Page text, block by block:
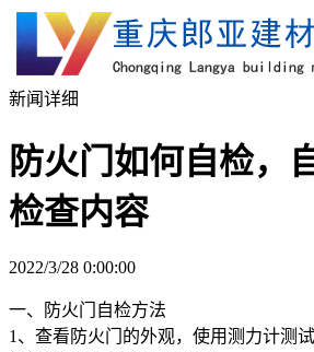
新闻详细
防火门如何自检，
检查内容
2022/3/28 0:00:00
一、防火门自检方法
1、查看防火门的外观，使用测力计测